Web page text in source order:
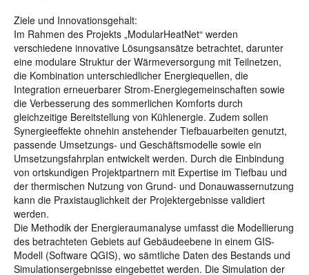
Ziele und Innovationsgehalt:
Im Rahmen des Projekts „ModularHeatNet“ werden
verschiedene innovative Lösungsansätze betrachtet, darunter
eine modulare Struktur der Wärmeversorgung mit Teilnetzen,
die Kombination unterschiedlicher Energiequellen, die
Integration erneuerbarer Strom-Energiegemeinschaften sowie
die Verbesserung des sommerlichen Komforts durch
gleichzeitige Bereitstellung von Kühlenergie. Zudem sollen
Synergieeffekte ohnehin anstehender Tiefbauarbeiten genutzt,
passende Umsetzungs- und Geschäftsmodelle sowie ein
Umsetzungsfahrplan entwickelt werden. Durch die Einbindung
von ortskundigen Projektpartnern mit Expertise im Tiefbau und
der thermischen Nutzung von Grund- und Donauwassernutzung
kann die Praxistauglichkeit der Projektergebnisse validiert
werden.
Die Methodik der Energieraumanalyse umfasst die Modellierung
des betrachteten Gebiets auf Gebäudeebene in einem GIS-
Modell (Software QGIS), wo sämtliche Daten des Bestands und
Simulationsergebnisse eingebettet werden. Die Simulation der